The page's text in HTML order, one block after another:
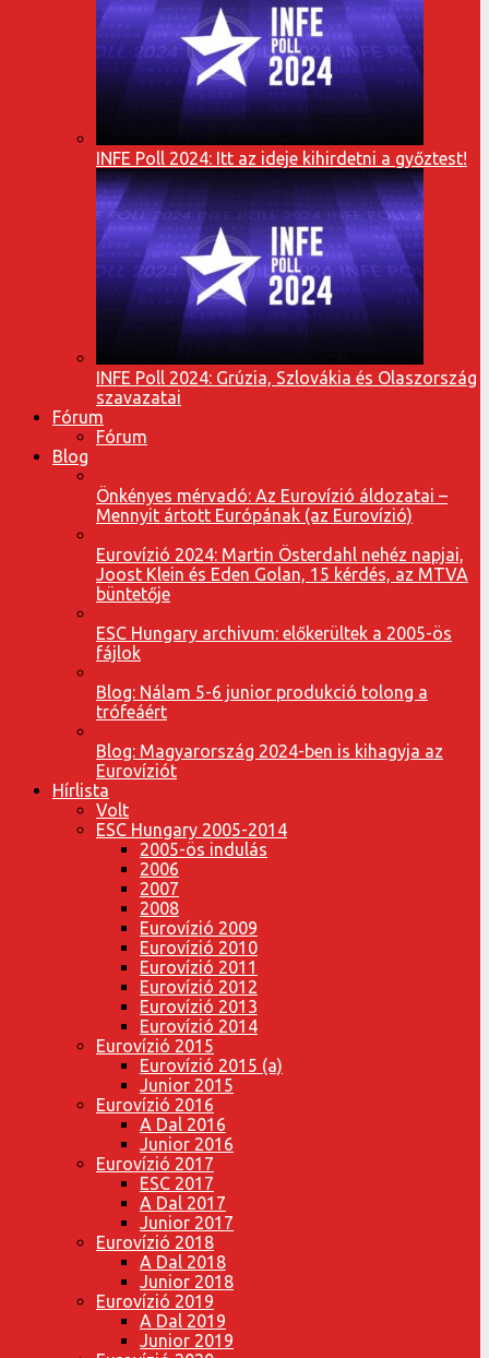
INFE Poll 2024: Itt az ideje kihirdetni a győztest!
INFE Poll 2024: Grúzia, Szlovákia és Olaszország
szavazatai
Fórum
Fórum
Blog
Önkényes mérvadó: Az Eurovízió áldozatai –
Mennyit ártott Európának (az Eurovízió)
Eurovízió 2024: Martin Österdahl nehéz napjai,
Joost Klein és Eden Golan, 15 kérdés, az MTVA
büntetője
ESC Hungary archivum: előkerültek a 2005-ös
fájlok
Blog: Nálam 5-6 junior produkció tolong a
trófeáért
Blog: Magyarország 2024-ben is kihagyja az
Eurovíziót
Hírlista
Volt
ESC Hungary 2005-2014
2005-ös indulás
2006
2007
2008
Eurovízió 2009
Eurovízió 2010
Eurovízió 2011
Eurovízió 2012
Eurovízió 2013
Eurovízió 2014
Eurovízió 2015
Eurovízió 2015 (a)
Junior 2015
Eurovízió 2016
A Dal 2016
Junior 2016
Eurovízió 2017
ESC 2017
A Dal 2017
Junior 2017
Eurovízió 2018
A Dal 2018
Junior 2018
Eurovízió 2019
A Dal 2019
Junior 2019